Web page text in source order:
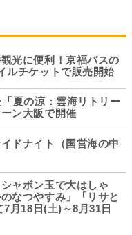
光に便利！京福バスの
ルチケットで販売開始
夏の涼：雲海リトリー
ン大阪で開催
ドナイト（国営海の中
ャボン玉で大はしゃ
なつやすみ」「リサと
月18日(土)～8月31日